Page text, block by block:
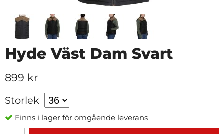
Hyde Väst Dam Svart
899 kr
Storlek
Finns i lager för omgående leverans